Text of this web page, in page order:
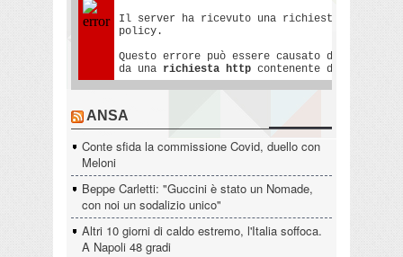
ANSA
Conte sfida la commissione Covid, duello con
Meloni
Beppe Carletti: "Guccini è stato un Nomade,
con noi un sodalizio unico"
Altri 10 giorni di caldo estremo, l'Italia soffoca.
A Napoli 48 gradi